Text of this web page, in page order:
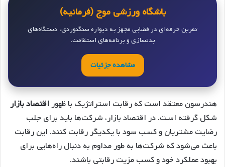
باشگاه ورزشی موج (فرمانیه)
تمرین حرفه‌ای در فضایی مجهز به دیواره سنگنوردی، دستگاه‌های
بدنسازی و برنامه‌های استقامت.
مشاهده جزئیات
هندرسون معتقد است که رقابت استراتژیک با ظهوراقتصاد بازار
شکل گرفته است. در اقتصاد بازار، شرکت‌ها باید برای جلب
رضایت مشتریان و کسب سود با یکدیگر رقابت کنند. این رقابت
باعث می‌شود که شرکت‌ها به طور مداوم به دنبال راه‌هایی برای
بهبود عملکرد خود و کسب مزیت رقابتی باشند.